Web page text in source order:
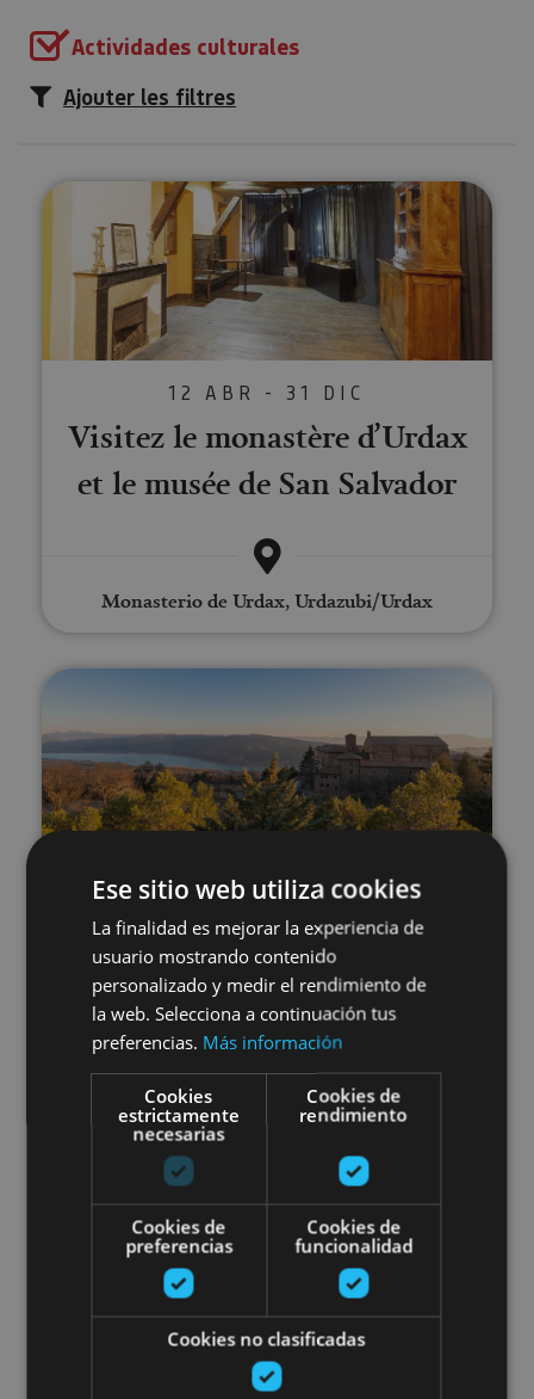
Actividades culturales
Ajouter les filtres
Visitez le monastère d’Urdax et
12 ABR - 31 DIC
Visitez le monastère d’Urdax
et le musée de San Salvador
Monasterio de Urdax, Urdazubi/Urdax
01 ENE - 31 DIC
Visite du monastère de Leyre
Monasterio de Leyre, Yesa
Visita guiada por las leyendas
01 ENE - 31 DIC
Visita guiada por las leyendas
Ese sitio web utiliza cookies
La finalidad es mejorar la experiencia de
usuario mostrando contenido
personalizado y medir el rendimiento de
la web. Selecciona a continuación tus
preferencias. Más información
Cookies
estrictamente
necesarias
Cookies de
rendimiento
Cookies de
preferencias
Cookies de
funcionalidad
Cookies no clasificadas